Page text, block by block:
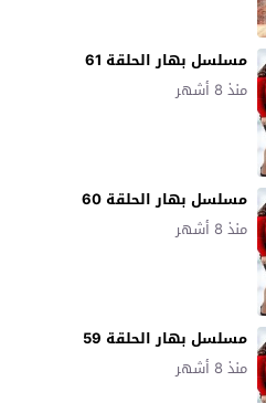
مسلسل بهار الحلقة 61
منذ 8 أشهر
مسلسل بهار الحلقة 60
منذ 8 أشهر
مسلسل بهار الحلقة 59
منذ 8 أشهر